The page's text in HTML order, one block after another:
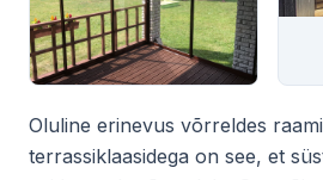
Oluline erinevus võrreldes
terrassiklaasidega on see, et